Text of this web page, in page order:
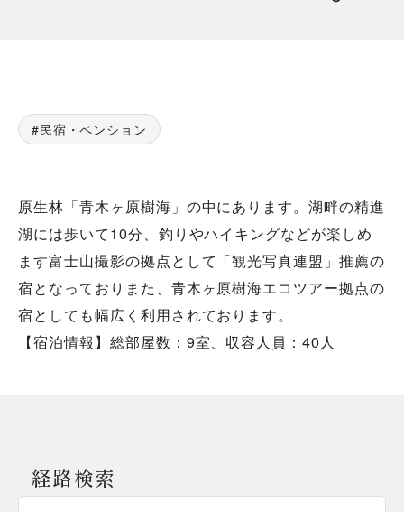
民宿・ペンション
原生林「青木ヶ原樹海」の中にあります。湖畔の精進
湖には歩いて10分、釣りやハイキングなどが楽しめ
ます富士山撮影の拠点として「観光写真連盟」推薦の
宿となっておりまた、青木ヶ原樹海エコツアー拠点の
宿としても幅広く利用されております。
【宿泊情報】総部屋数：9室、収容人員：40人
経路検索